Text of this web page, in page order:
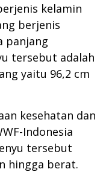
kelamin
berjenis
panjang
tersebut adalah
yaitu 96,2 cm
kesehatan dan
Indonesia
tersebut
hingga berat.